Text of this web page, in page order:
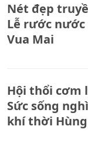
Nét đẹp
Lễ rước
Vua Mai
Hội thổi cơm
Sức sống
khí thời